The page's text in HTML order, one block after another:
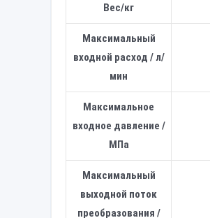
Вес/кг
Максимальный
входной расход / л/
мин
Максимальное
входное давление /
МПа
Максимальный
выходной поток
преобразования /